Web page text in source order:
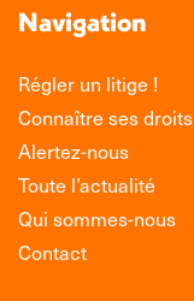
Navigation
Régler un litige !
Connaître ses droits
Alertez-nous
Toute l’actualité
Qui sommes-nous
Contact